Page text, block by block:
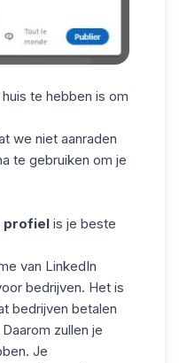
te hebben is om
we niet aanraden
te gebruiken om je
profiel is je beste
van LinkedIn
bedrijven. Het is
bedrijven betalen
zullen je
Je